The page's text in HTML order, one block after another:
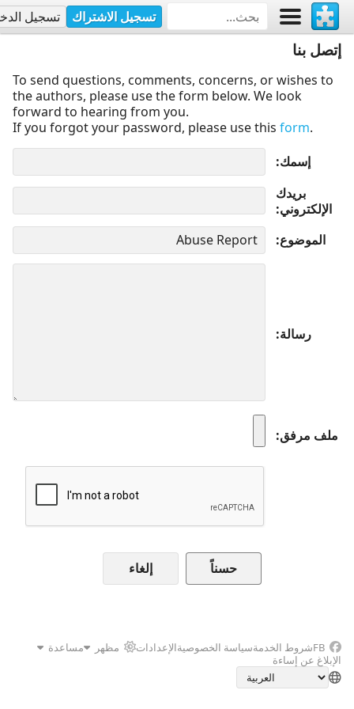
تسجيل الاشتراك تسجيل
إتصل بنا
To send questions, comments, concerns, or wishes to
the authors, please use the form below. We look
forward to hearing from you.
If you forgot your password, please use this form.
إسمك
بريدك
الإلكتروني
الموضوع
رسالة
ملف مرفق
إلغاء
FBشروط الخدمةسياسة الخصوصيةالإعدادات مظهر
مساعدة
الإبلاغ عن إساءة